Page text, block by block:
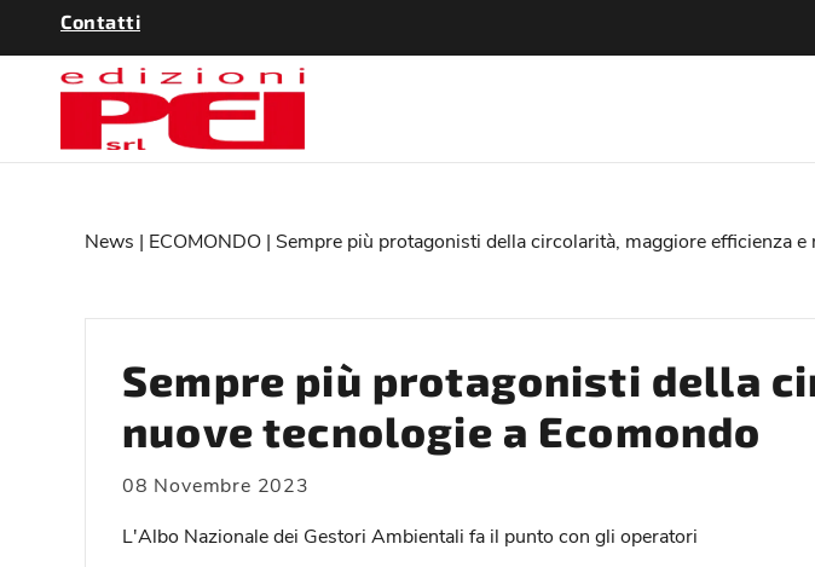
Contatti
News | ECOMONDO | Sempre più protagonisti della circolarità, maggiore efficienza e
Sempre più protagonisti della
nuove tecnologie a Ecomondo
08 Novembre 2023
L'Albo Nazionale dei Gestori Ambientali fa il punto con gli operatori